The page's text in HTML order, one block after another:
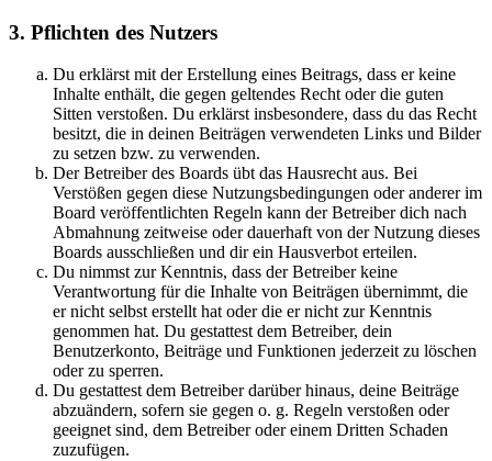
3. Pflichten des Nutzers
Du erklärst mit der Erstellung eines Beitrags, dass er keine
Inhalte enthält, die gegen geltendes Recht oder die guten
Sitten verstoßen. Du erklärst insbesondere, dass du das Recht
besitzt, die in deinen Beiträgen verwendeten Links und Bilder
zu setzen bzw. zu verwenden.
Der Betreiber des Boards übt das Hausrecht aus. Bei
Verstößen gegen diese Nutzungsbedingungen oder anderer im
Board veröffentlichten Regeln kann der Betreiber dich nach
Abmahnung zeitweise oder dauerhaft von der Nutzung dieses
Boards ausschließen und dir ein Hausverbot erteilen.
Du nimmst zur Kenntnis, dass der Betreiber keine
Verantwortung für die Inhalte von Beiträgen übernimmt, die
er nicht selbst erstellt hat oder die er nicht zur Kenntnis
genommen hat. Du gestattest dem Betreiber, dein
Benutzerkonto, Beiträge und Funktionen jederzeit zu löschen
oder zu sperren.
Du gestattest dem Betreiber darüber hinaus, deine Beiträge
abzuändern, sofern sie gegen o. g. Regeln verstoßen oder
geeignet sind, dem Betreiber oder einem Dritten Schaden
zuzufügen.